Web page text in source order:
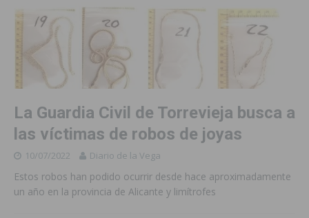
La Guardia Civil de Torrevieja busca a
las víctimas de robos de joyas
10/07/2022 Diario de la Vega
Estos robos han podido ocurrir desde hace aproximadamente
un año en la provincia de Alicante y limítrofes